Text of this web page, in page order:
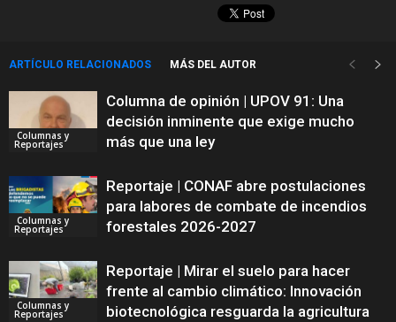
ARTÍCULO RELACIONADOS MÁS DEL AUTOR
Columnas y
Reportajes
Columna de opinión | UPOV 91: Una
decisión inminente que exige mucho
más que una ley
Columnas y
Reportajes
Reportaje | CONAF abre postulaciones
para labores de combate de incendios
forestales 2026-2027
Columnas y
Reportajes
Reportaje | Mirar el suelo para hacer
frente al cambio climático: Innovación
biotecnológica resguarda la agricultura